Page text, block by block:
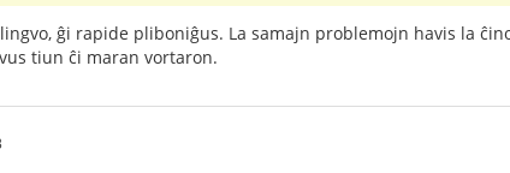
ĝi rapide pliboniĝus. La samajn problemojn havis la
tiun ĉi maran vortaron.